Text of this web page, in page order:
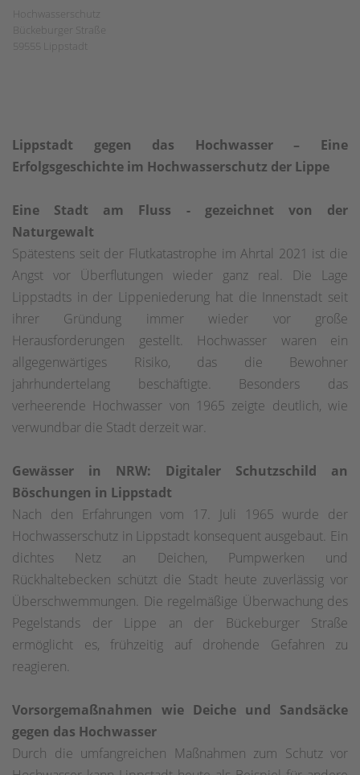
Hochwasserschutz
Bückeburger Straße
59555 Lippstadt
Lippstadt gegen das Hochwasser – Eine
Erfolgsgeschichte im Hochwasserschutz der Lippe
Eine Stadt am Fluss - gezeichnet von der
Naturgewalt
Spätestens seit der Flutkatastrophe im Ahrtal 2021 ist die
Angst vor Überflutungen wieder ganz real. Die Lage
Lippstadts in der Lippeniederung hat die Innenstadt seit
ihrer Gründung immer wieder vor große
Herausforderungen gestellt. Hochwasser waren ein
allgegenwärtiges Risiko, das die Bewohner
jahrhundertelang beschäftigte. Besonders das
verheerende Hochwasser von 1965 zeigte deutlich, wie
verwundbar die Stadt derzeit war.
Gewässer in NRW: Digitaler Schutzschild an
Böschungen in Lippstadt
Nach den Erfahrungen vom 17. Juli 1965 wurde der
Hochwasserschutz in Lippstadt konsequent ausgebaut. Ein
dichtes Netz an Deichen, Pumpwerken und
Rückhaltebecken schützt die Stadt heute zuverlässig vor
Überschwemmungen. Die regelmäßige Überwachung des
Pegelstands der Lippe an der Bückeburger Straße
ermöglicht es, frühzeitig auf drohende Gefahren zu
reagieren.
Vorsorgemaßnahmen wie Deiche und Sandsäcke
gegen das Hochwasser
Durch die umfangreichen Maßnahmen zum Schutz vor